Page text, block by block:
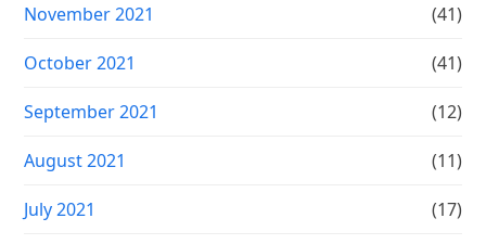
November 2021 (41)
October 2021 (41)
September 2021 (12)
August 2021 (11)
July 2021 (17)